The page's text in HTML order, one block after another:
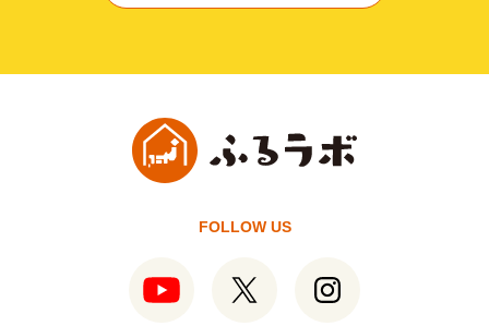
FOLLOW US